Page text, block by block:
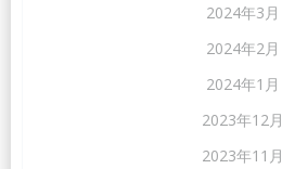
2024年3月
2024年2月
2024年1月
2023年12月
2023年11月